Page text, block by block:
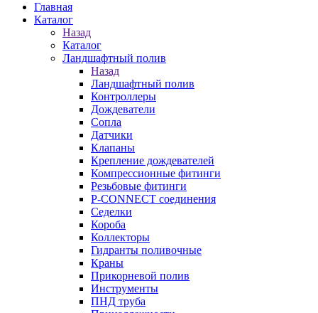
Главная
Каталог
Назад
Каталог
Ландшафтный полив
Назад
Ландшафтный полив
Контроллеры
Дождеватели
Сопла
Датчики
Клапаны
Крепление дождевателей
Компрессионные фитинги
Резьбовые фитинги
P-CONNECT соединения
Седелки
Короба
Коллекторы
Гидранты поливочные
Краны
Прикорневой полив
Инструменты
ПНД труба